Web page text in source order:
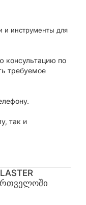
и инструменты для
по
требуемое
так и